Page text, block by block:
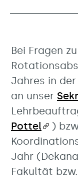
Bei Fragen
Jahres in
an unser
Pottel
)
Jahr
Fakultät